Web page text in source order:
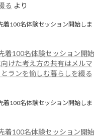
る より
100名体験セッション開始しま
100名体験セッション開始
けた考え方の共有はメルマ
ランを愉しむ暮らしを綴る
100名体験セッション開始しま
100名体験セッション開始